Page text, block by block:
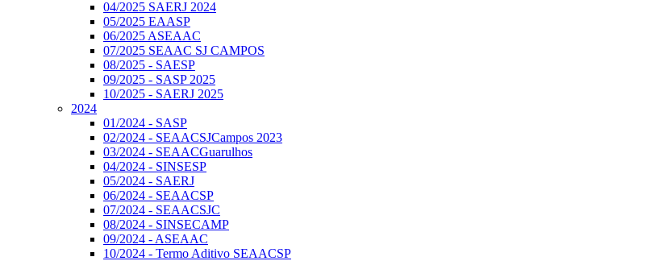
04/2025 SAERJ 2024
05/2025 EAASP
06/2025 ASEAAC
07/2025 SEAAC SJ CAMPOS
08/2025 - SAESP
09/2025 - SASP 2025
10/2025 - SAERJ 2025
2024
01/2024 - SASP
02/2024 - SEAACSJCampos 2023
03/2024 - SEAACGuarulhos
04/2024 - SINSESP
05/2024 - SAERJ
06/2024 - SEAACSP
07/2024 - SEAACSJC
08/2024 - SINSECAMP
09/2024 - ASEAAC
10/2024 - Termo Aditivo SEAACSP